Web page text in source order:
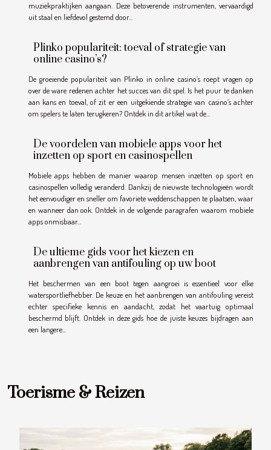
muziekpraktijken aangaan. Deze betoverende instrumenten, vervaardigd
uit staal en liefdevol gestemd door...
Plinko populariteit: toeval of strategie van
online casino’s?
De groeiende populariteit van Plinko in online casino’s roept vragen op
over de ware redenen achter het succes van dit spel. Is het puur te danken
aan kans en toeval, of zit er een uitgekiende strategie van casino’s achter
om spelers te laten terugkeren? Ontdek in dit artikel wat de...
De voordelen van mobiele apps voor het
inzetten op sport en casinospellen
Mobiele apps hebben de manier waarop mensen inzetten op sport en
casinospellen volledig veranderd. Dankzij de nieuwste technologieën wordt
het eenvoudiger en sneller om favoriete weddenschappen te plaatsen, waar
en wanneer dan ook. Ontdek in de volgende paragrafen waarom mobiele
apps onmisbaar...
De ultieme gids voor het kiezen en
aanbrengen van antifouling op uw boot
Het beschermen van een boot tegen aangroei is essentieel voor elke
watersportliefhebber. De keuze en het aanbrengen van antifouling vereist
echter specifieke kennis en aandacht, zodat het vaartuig optimaal
beschermd blijft. Ontdek in deze gids hoe de juiste keuzes bijdragen aan
een langere...
Toerisme & Reizen